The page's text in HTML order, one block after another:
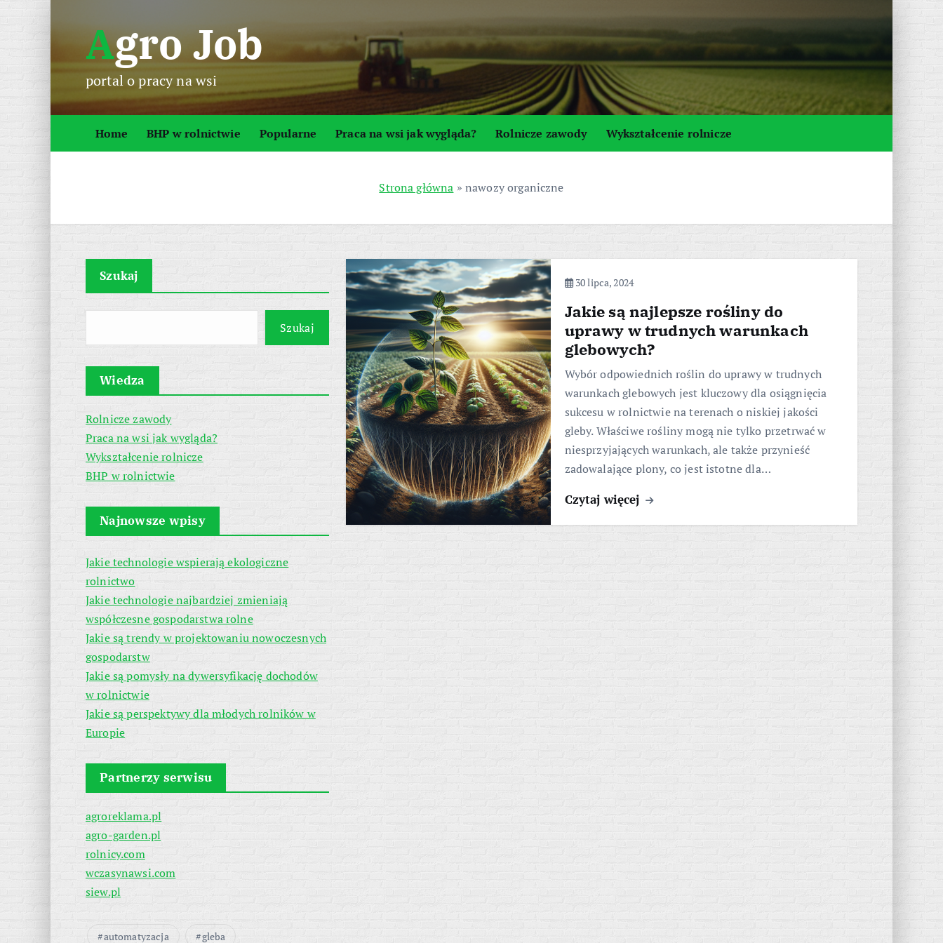
p
o
Agro Job
portal o pracy na wsi
Home BHP w rolnictwie Popularne Praca na wsi jak wygląda? Rolnicze zawody Wykształcenie rolnicze
Strona główna » nawozy organiczne
Szukaj
Szukaj
Wiedza
Rolnicze zawody
Praca na wsi jak wygląda?
Wykształcenie rolnicze
BHP w rolnictwie
Najnowsze wpisy
Jakie technologie wspierają ekologiczne
rolnictwo
Jakie technologie najbardziej zmieniają
współczesne gospodarstwa rolne
Jakie są trendy w projektowaniu nowoczesnych
gospodarstw
Jakie są pomysły na dywersyfikację dochodów
w rolnictwie
Jakie są perspektywy dla młodych rolników w
Europie
Partnerzy serwisu
agroreklama.pl
agro-garden.pl
rolnicy.com
wczasynawsi.com
siew.pl
automatyzacja gleba
30 lipca, 2024
Jakie są najlepsze rośliny do
uprawy w trudnych warunkach
glebowych?
Wybór odpowiednich roślin do uprawy w trudnych
warunkach glebowych jest kluczowy dla osiągnięcia
sukcesu w rolnictwie na terenach o niskiej jakości
gleby. Właściwe rośliny mogą nie tylko przetrwać w
niesprzyjających warunkach, ale także przynieść
zadowalające plony, co jest istotne dla…
Czytaj więcej